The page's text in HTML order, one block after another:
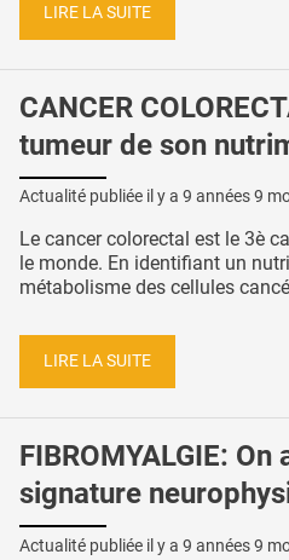
LIRE LA SUITE
CANCER
tumeur de son
Actualité publiée il y a 9 années 9
Le cancer colorectal est le 3è
le monde. En identifiant un
métabolisme des cellules
LIRE LA SUITE
FIBROMYALGIE: On
signature
Actualité publiée il y a 9 années 9